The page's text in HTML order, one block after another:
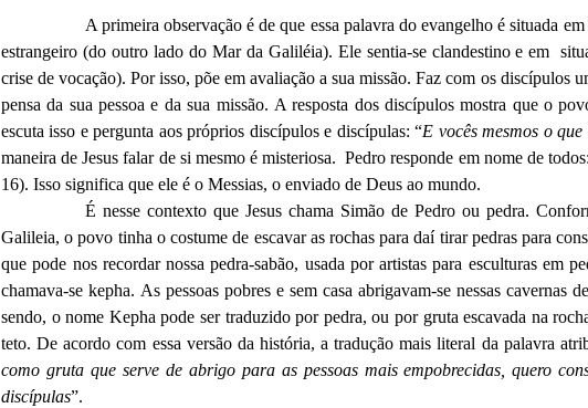
A primeira observação é de que essa palavra do evangelho é situada
estrangeiro (do outro lado do Mar da Galiléia). Ele sentia-se clandestino e em
crise de vocação). Por isso, põe em avaliação a sua missão. Faz com os discípulos
pensa da sua pessoa e da sua missão. A resposta dos discípulos mostra que o
escuta isso e pergunta aos próprios discípulos e discípulas: “E vocês mesmos o
maneira de Jesus falar de si mesmo é misteriosa. Pedro responde em nome de
16). Isso significa que ele é o Messias, o enviado de Deus ao mundo.
É nesse contexto que Jesus chama Simão de Pedro ou pedra.
Galileia, o povo tinha o costume de escavar as rochas para daí tirar pedras para
que pode nos recordar nossa pedra-sabão, usada por artistas para esculturas em
chamava-se kepha. As pessoas pobres e sem casa abrigavam-se nessas cavernas
sendo, o nome Kepha pode ser traduzido por pedra, ou por gruta escavada na
teto. De acordo com essa versão da história, a tradução mais literal da palavra
como gruta que serve de abrigo para as pessoas mais empobrecidas, quero
discípulas”.